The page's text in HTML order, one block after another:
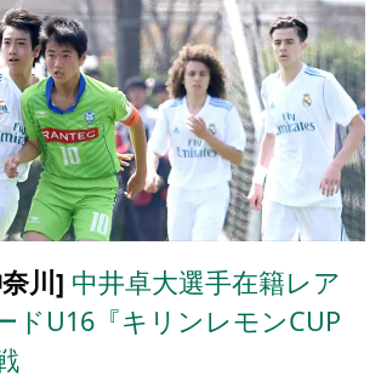
川] 中井卓大選手在籍レア
ドU16『キリンレモンCUP